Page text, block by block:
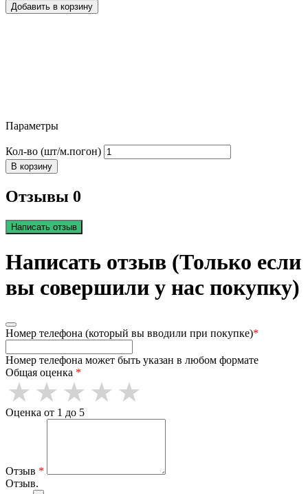
Добавить в корзину
Параметры
Кол-во (шт/м.погон)
В корзину
Отзывы 0
Написать отзыв
Написать отзыв (Только если
вы совершили у нас покупку)
Номер телефона (который вы вводили при покупке)*
Номер телефона может быть указан в любом формате
Общая оценка *
Оценка от 1 до 5
Отзыв *
Отзыв.